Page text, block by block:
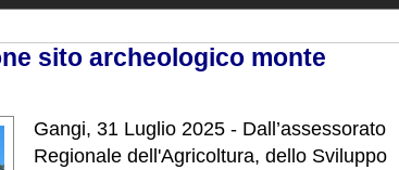
sito archeologico monte
Gangi, 31 Luglio 2025 - Dall’assessorato
Regionale dell'Agricoltura, dello Sviluppo